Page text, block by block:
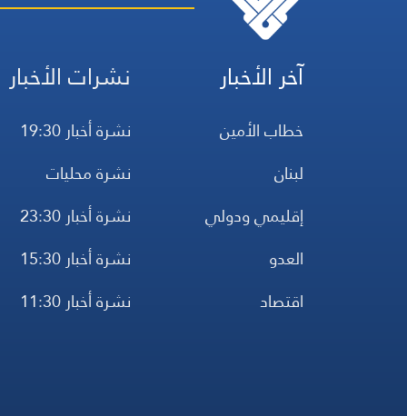
آخر الأخبار
خطاب الأمين
لبنان
إقليمي ودولي
العدو
اقتصاد
نشرات الأخبار
نشرة أخبار 19:30
نشرة محليات
نشرة أخبار 23:30
نشرة أخبار 15:30
نشرة أخبار 11:30